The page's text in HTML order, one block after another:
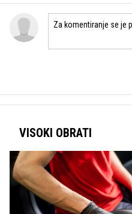
VISOKI OBRATI